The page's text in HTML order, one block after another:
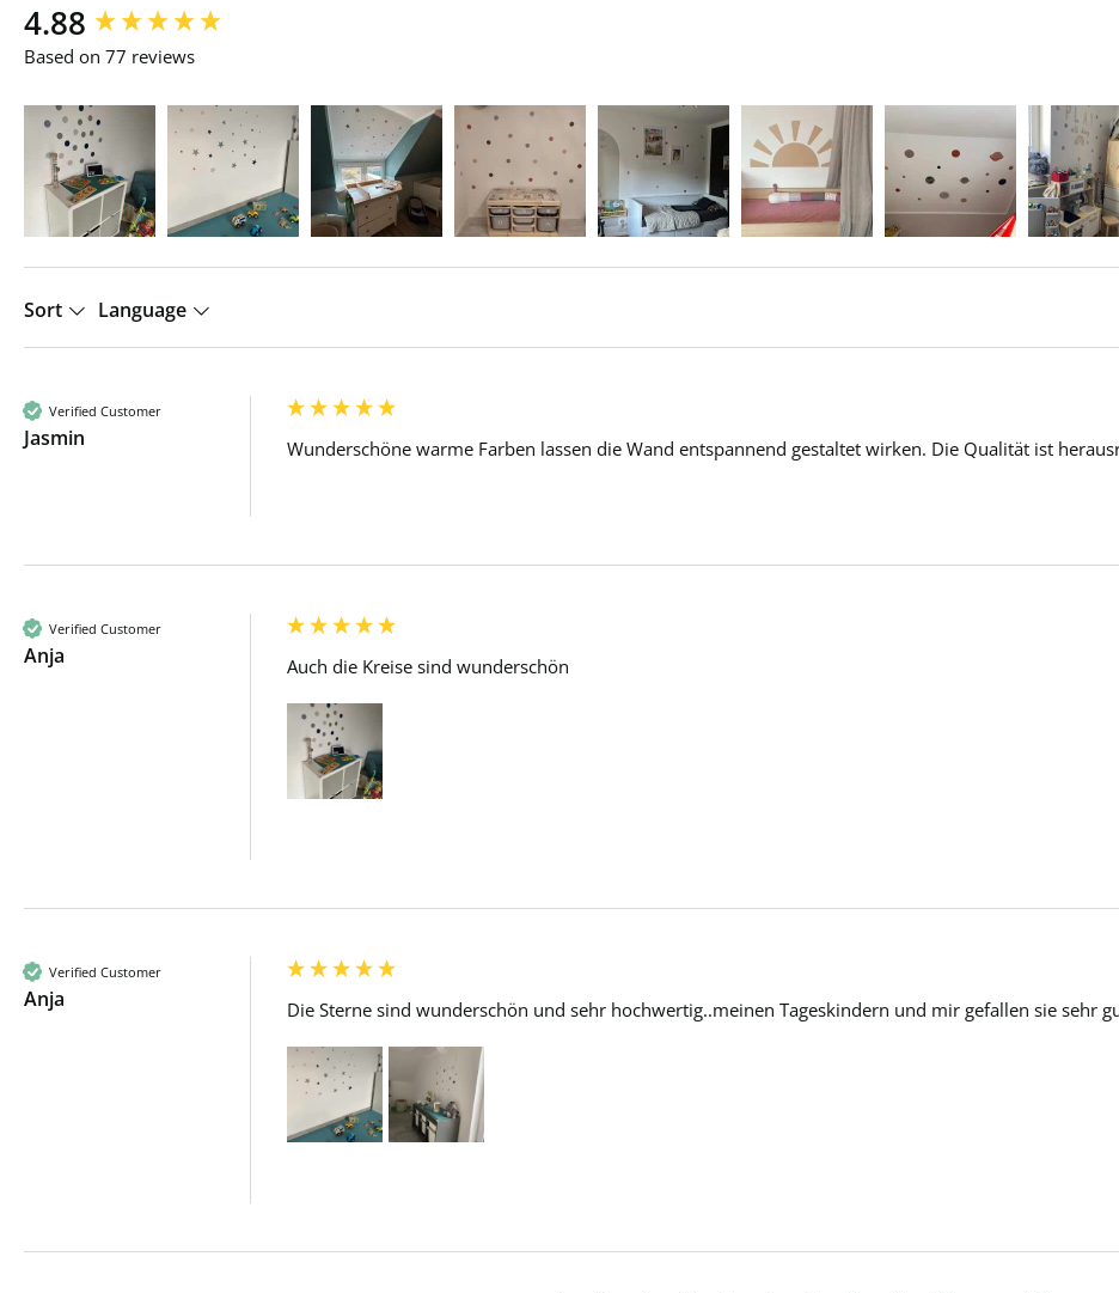
4.88
Based on 77 reviews
Sort Language
Verified Customer
Jasmin Wunderschöne warme Farben lassen die Wand entspannend gestaltet wirken. Die Qualität ist
Verified Customer
Anja Auch die Kreise sind wunderschön
Verified Customer
Anja Die Sterne sind wunderschön und sehr hochwertig..meinen Tageskindern und mir gefallen sie sehr
New content loaded